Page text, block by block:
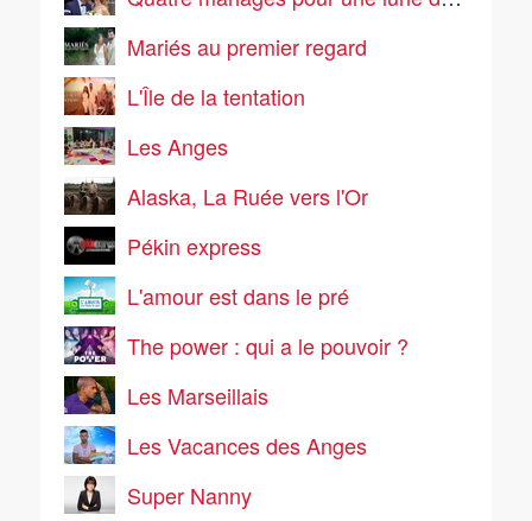
Mariés au premier regard
L'Île de la tentation
Les Anges
Alaska, La Ruée vers l'Or
Pékin express
L'amour est dans le pré
The power : qui a le pouvoir ?
Les Marseillais
Les Vacances des Anges
Super Nanny